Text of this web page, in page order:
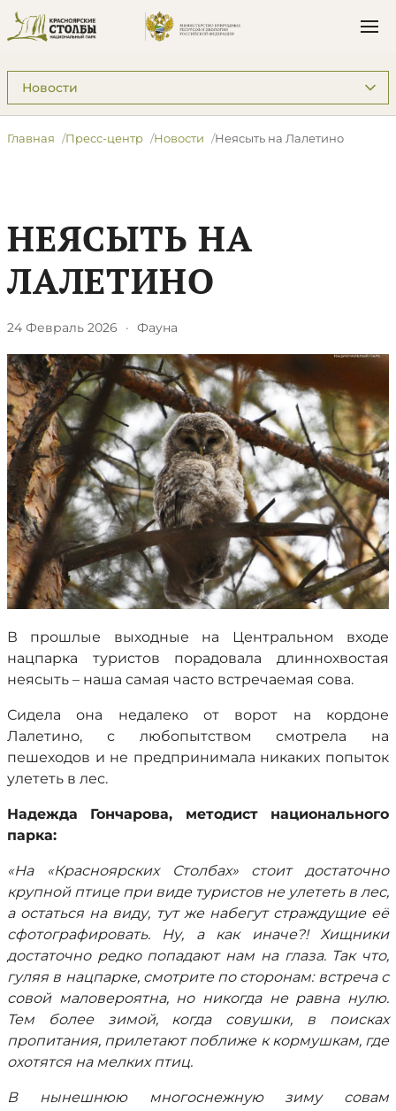
Подразделы: Пресс-центр
Главная Пресс-центр Новости Неясыть на Лалетино
НЕЯСЫТЬ НА
ЛАЛЕТИНО
24 Февраль 2026 · Фауна
В прошлые выходные на Центральном входе
нацпарка туристов порадовала длиннохвостая
неясыть – наша самая часто встречаемая сова.
Сидела она недалеко от ворот на кордоне
Лалетино, с любопытством смотрела на
пешеходов и не предпринимала никаких попыток
улететь в лес.
Надежда Гончарова, методист национального
парка:
«На «Красноярских Столбах» стоит достаточно
крупной птице при виде туристов не улететь в лес,
а остаться на виду, тут же набегут страждущие её
сфотографировать. Ну, а как иначе?! Хищники
достаточно редко попадают нам на глаза. Так что,
гуляя в нацпарке, смотрите по сторонам: встреча с
совой маловероятна, но никогда не равна нулю.
Тем более зимой, когда совушки, в поисках
пропитания, прилетают поближе к кормушкам, где
охотятся на мелких птиц.
В нынешнюю многоснежную зиму совам